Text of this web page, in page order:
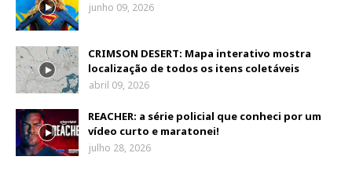
junho 09, 2026
CRIMSON DESERT: Mapa interativo mostra
localização de todos os itens coletáveis
abril 09, 2026
REACHER: a série policial que conheci por um
vídeo curto e maratonei!
julho 28, 2026